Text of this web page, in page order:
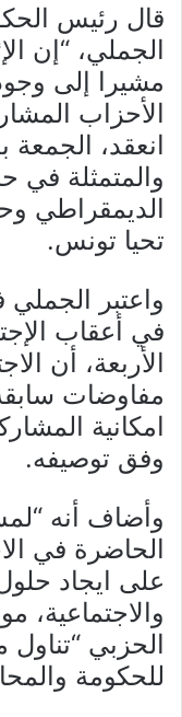
قال رئيس
الجملي، “إن
مشيرا إلى
الأحزاب
انعقد، الجمعة
والمتمثلة في
الديمقراطي
تحيا تونس.
واعتبر
في أعقاب
الأربعة، أن
مفاوضات
امكانية
وفق توصيفه.
وأضاف أنه
الحاضرة في
على ايجاد
والاجتماعية،
الحزبي
للحكومة